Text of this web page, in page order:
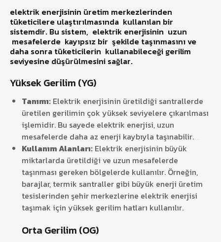
elektrik enerjisinin üretim merkezlerinden
tüketicilere ulaştırılmasında kullanılan bir
sistemdir. Bu sistem, elektrik enerjisinin uzun
mesafelerde kayıpsız bir şekilde taşınmasını ve
daha sonra tüketicilerin kullanabileceği gerilim
seviyesine düşürülmesini sağlar.
Yüksek Gerilim (YG)
Tanımı: Elektrik enerjisinin üretildiği santrallerde
üretilen gerilimin çok yüksek seviyelere çıkarılması
işlemidir. Bu sayede elektrik enerjisi, uzun
mesafelerde daha az enerji kaybıyla taşınabilir.
Kullanım Alanları: Elektrik enerjisinin büyük
miktarlarda üretildiği ve uzun mesafelerde
taşınması gereken bölgelerde kullanılır. Örneğin,
barajlar, termik santraller gibi büyük enerji üretim
tesislerinden şehir merkezlerine elektrik enerjisi
taşımak için yüksek gerilim hatları kullanılır.
Orta Gerilim (OG)